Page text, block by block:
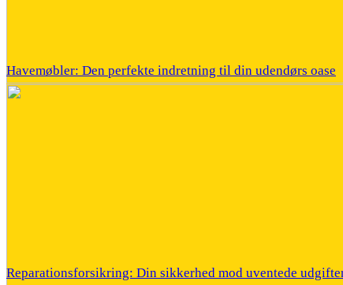
Havemøbler: Den perfekte indretning til din udendørs oase
Reparationsforsikring: Din sikkerhed mod uventede